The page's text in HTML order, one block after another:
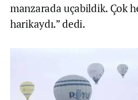
manzarada uçabildik. Çok
harikaydı.” dedi.